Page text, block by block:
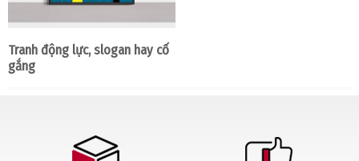
Tranh động lực, slogan hay cố
gắng